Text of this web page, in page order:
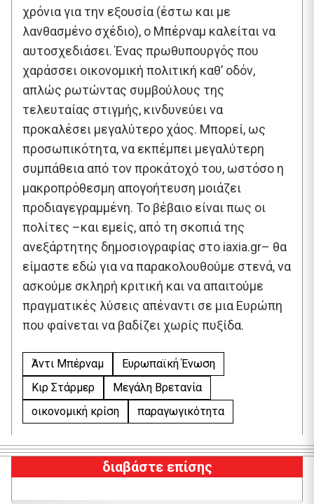
χρόνια για την εξουσία (έστω και με
λανθασμένο σχέδιο), ο Μπέρναμ καλείται να
αυτοσχεδιάσει. Ένας πρωθυπουργός που
χαράσσει οικονομική πολιτική καθ’ οδόν,
απλώς ρωτώντας συμβούλους της
τελευταίας στιγμής, κινδυνεύει να
προκαλέσει μεγαλύτερο χάος. Μπορεί, ως
προσωπικότητα, να εκπέμπει μεγαλύτερη
συμπάθεια από τον προκάτοχό του, ωστόσο η
μακροπρόθεσμη απογοήτευση μοιάζει
προδιαγεγραμμένη. Το βέβαιο είναι πως οι
πολίτες –και εμείς, από τη σκοπιά της
ανεξάρτητης δημοσιογραφίας στο iaxia.gr– θα
είμαστε εδώ για να παρακολουθούμε στενά, να
ασκούμε σκληρή κριτική και να απαιτούμε
πραγματικές λύσεις απέναντι σε μια Ευρώπη
που φαίνεται να βαδίζει χωρίς πυξίδα.
Άντι Μπέρναμ
Ευρωπαϊκή Ένωση
Κιρ Στάρμερ
Μεγάλη Βρετανία
οικονομική κρίση
παραγωγικότητα
διαβάστε επίσης